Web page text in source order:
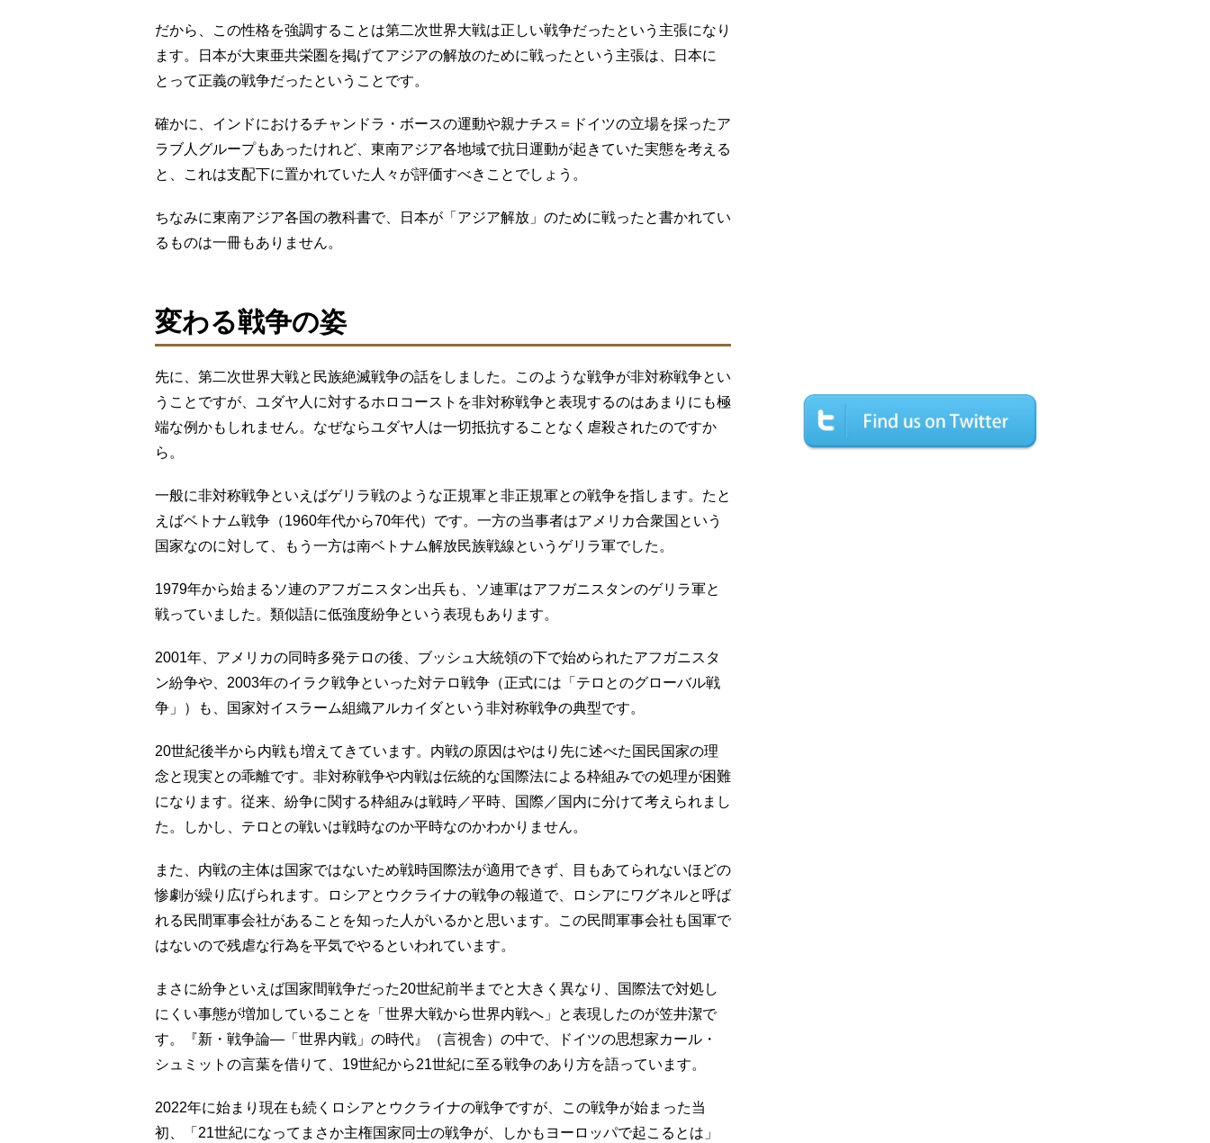
だから、この性格を強調することは第二次世界大戦は正しい戦争だったという主張になり
ます。日本が大東亜共栄圏を掲げてアジアの解放のために戦ったという主張は、日本に
とって正義の戦争だったということです。
確かに、インドにおけるチャンドラ・ボースの運動や親ナチス＝ドイツの立場を採ったア
ラブ人グループもあったけれど、東南アジア各地域で抗日運動が起きていた実態を考える
と、これは支配下に置かれていた人々が評価すべきことでしょう。
ちなみに東南アジア各国の教科書で、日本が「アジア解放」のために戦ったと書かれてい
るものは一冊もありません。
変わる戦争の姿
先に、第二次世界大戦と民族絶滅戦争の話をしました。このような戦争が非対称戦争とい
うことですが、ユダヤ人に対するホロコーストを非対称戦争と表現するのはあまりにも極
端な例かもしれません。なぜならユダヤ人は一切抵抗することなく虐殺されたのですか
ら。
一般に非対称戦争といえばゲリラ戦のような正規軍と非正規軍との戦争を指します。たと
えばベトナム戦争（1960年代から70年代）です。一方の当事者はアメリカ合衆国という
国家なのに対して、もう一方は南ベトナム解放民族戦線というゲリラ軍でした。
1979年から始まるソ連のアフガニスタン出兵も、ソ連軍はアフガニスタンのゲリラ軍と
戦っていました。類似語に低強度紛争という表現もあります。
2001年、アメリカの同時多発テロの後、ブッシュ大統領の下で始められたアフガニスタ
ン紛争や、2003年のイラク戦争といった対テロ戦争（正式には「テロとのグローバル戦
争」）も、国家対イスラーム組織アルカイダという非対称戦争の典型です。
20世紀後半から内戦も増えてきています。内戦の原因はやはり先に述べた国民国家の理
念と現実との乖離です。非対称戦争や内戦は伝統的な国際法による枠組みでの処理が困難
になります。従来、紛争に関する枠組みは戦時／平時、国際／国内に分けて考えられまし
た。しかし、テロとの戦いは戦時なのか平時なのかわかりません。
また、内戦の主体は国家ではないため戦時国際法が適用できず、目もあてられないほどの
惨劇が繰り広げられます。ロシアとウクライナの戦争の報道で、ロシアにワグネルと呼ば
れる民間軍事会社があることを知った人がいるかと思います。この民間軍事会社も国軍で
はないので残虐な行為を平気でやるといわれています。
まさに紛争といえば国家間戦争だった20世紀前半までと大きく異なり、国際法で対処し
にくい事態が増加していることを「世界大戦から世界内戦へ」と表現したのが笠井潔で
す。『新・戦争論―「世界内戦」の時代』（言視舎）の中で、ドイツの思想家カール・
シュミットの言葉を借りて、19世紀から21世紀に至る戦争のあり方を語っています。
2022年に始まり現在も続くロシアとウクライナの戦争ですが、この戦争が始まった当
初、「21世紀になってまさか主権国家同士の戦争が、しかもヨーロッパで起こるとは」